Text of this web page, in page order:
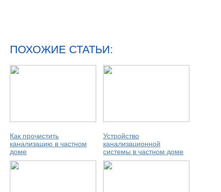
ПОХОЖИЕ СТАТЬИ:
Как прочистить
канализацию в частном
доме
Устройство
канализационной
системы в частном доме